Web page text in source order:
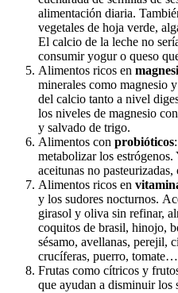
alimentación diaria.
vegetales de hoja verde,
El calcio de la leche no
consumir yogur o queso
Alimentos ricos en
minerales como magnesio
del calcio tanto a nivel
los niveles de magnesio
y salvado de trigo.
Alimentos con probióticos
metabolizar los
aceitunas no
Alimentos ricos en
y los sudores nocturnos.
girasol y oliva sin refinar,
coquitos de brasil, hinojo,
sésamo, avellanas, perejil,
crucíferas, puerro, tomate…
Frutas como cítricos y
que ayudan a disminuir los